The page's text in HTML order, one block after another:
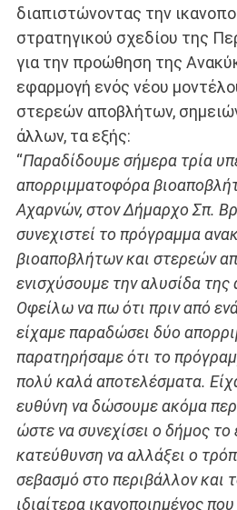
διαπιστώνοντας την
στρατηγικού σχεδίου της
για την προώθηση της
εφαρμογή ενός νέου
στερεών αποβλήτων,
άλλων, τα εξής:
“Παραδίδουμε σήμερα τρία
απορριμματοφόρα
Αχαρνών, στον Δήμαρχο Σπ.
συνεχιστεί το πρόγραμμα
βιοαποβλήτων και στερεών
ενισχύσουμε την αλυσίδα
Οφείλω να πω ότι πριν από
είχαμε παραδώσει δύο
παρατηρήσαμε ότι το
πολύ καλά αποτελέσματα.
ευθύνη να δώσουμε ακόμα
ώστε να συνεχίσει ο δήμος το
κατεύθυνση να αλλάξει ο
σεβασμό στο περιβάλλον και
ιδιαίτερα ικανοποιημένος